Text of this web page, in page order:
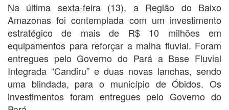
Na última sexta-feira (13), a Região do Baixo
Amazonas foi contemplada com um investimento
estratégico de mais de R$ 10 milhões em
equipamentos para reforçar a malha fluvial. Foram
entregues pelo Governo do Pará a Base Fluvial
Integrada “Candiru” e duas novas lanchas, sendo
uma blindada, para o município de Óbidos. Os
investimentos foram entregues pelo Governo do